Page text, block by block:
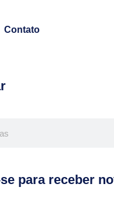
Contato
para receber